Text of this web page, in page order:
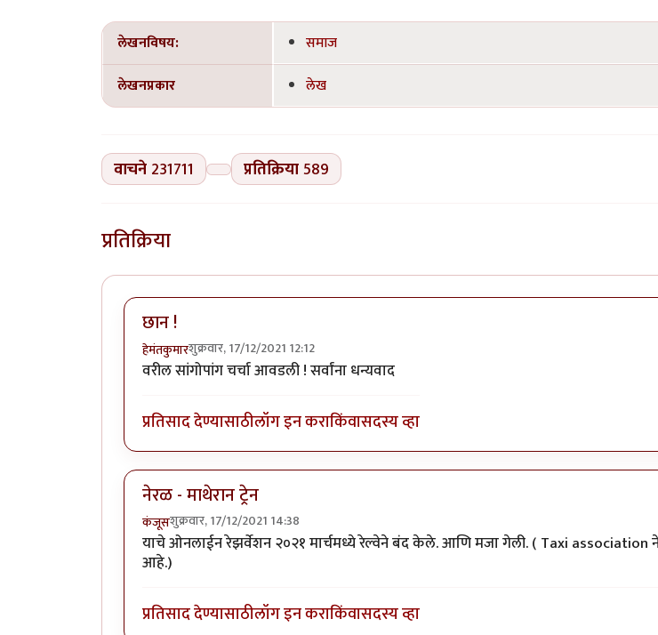
लेखनविषय:
समाज
लेखनप्रकार
लेख
वाचने 231711 प्रतिक्रिया589
प्रतिक्रिया
छान !
हेमंतकुमारशुक्रवार, 17/12/2021 12:12
वरील सांगोपांग चर्चा आवडली ! सर्वांना धन्यवाद
प्रतिसाद देण्यासाठीलॉग इन कराकिंवासदस्य व्हा
नेरळ - माथेरान ट्रेन
कंजूसशुक्रवार, 17/12/2021 14:38
याचे ओनलाईन रेझर्वेशन २०२१ मार्चमध्ये रेल्वेने बंद केले. आणि मजा गेली. ( Taxi
आहे.)
प्रतिसाद देण्यासाठीलॉग इन कराकिंवासदस्य व्हा